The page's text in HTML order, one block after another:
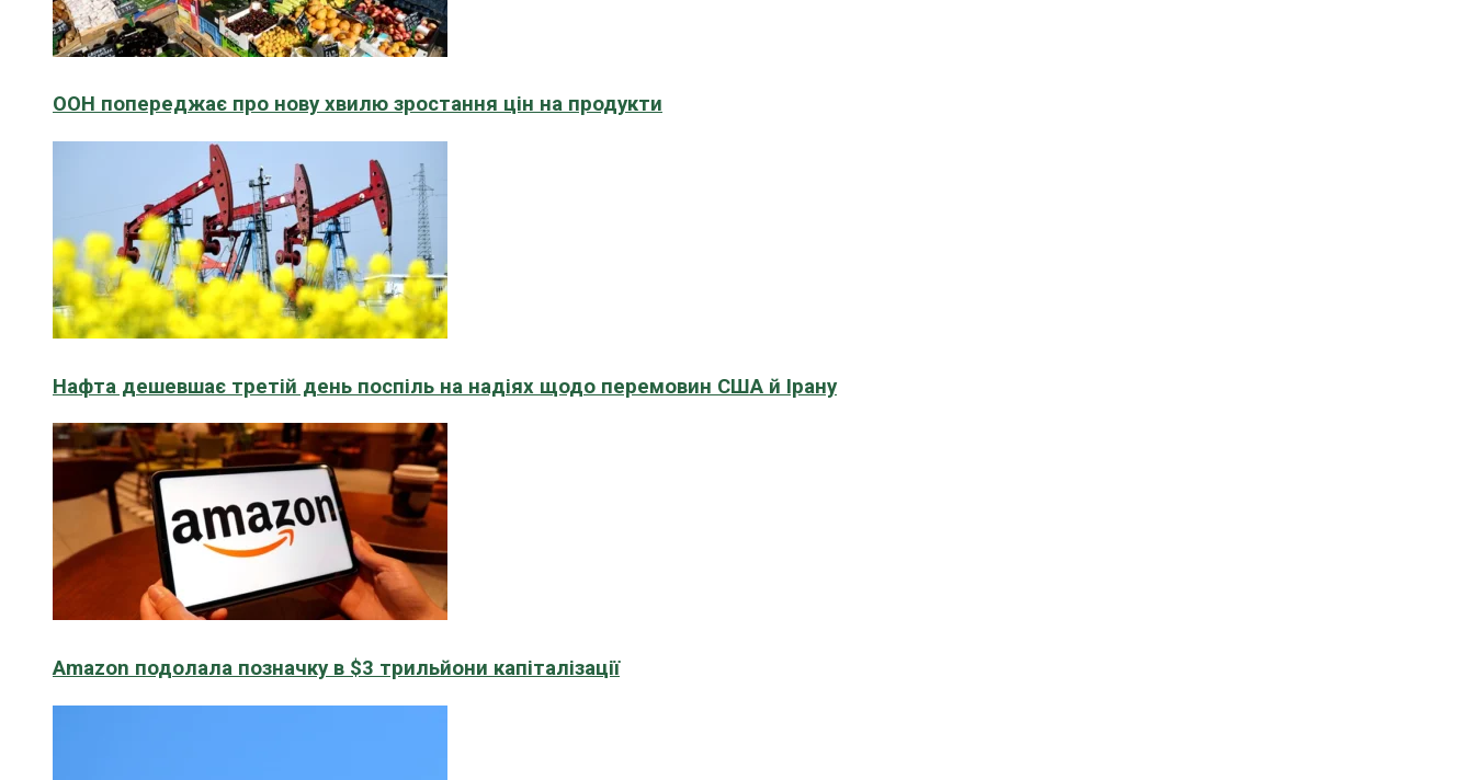
ООН попереджає про нову хвилю зростання цін на продукти
Нафта дешевшає третій день поспіль на надіях щодо перемовин США й Ірану
Amazon подолала позначку в $3 трильйони капіталізації